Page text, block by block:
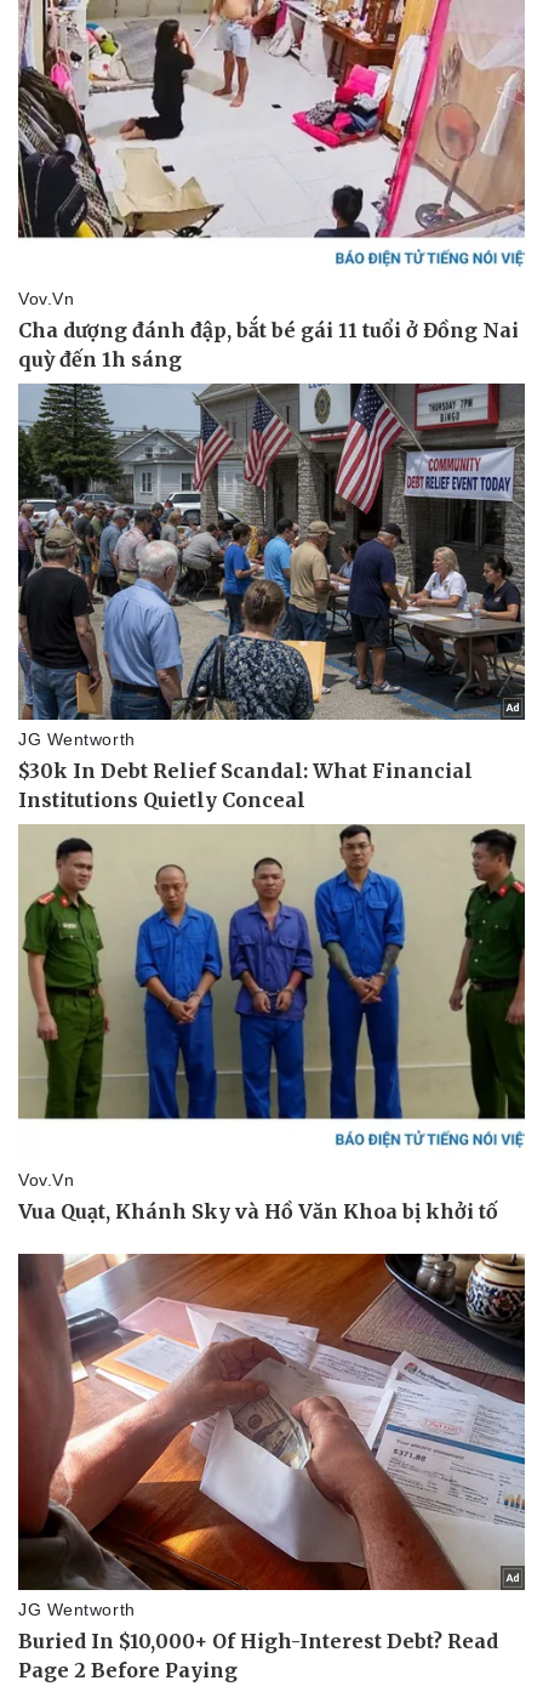
Doanh nghiệp
Thông tin doanh nghiệp
Doanh nghiệp 24h
Doanh nhân
Vì cộng đồng
Công nghệ
Sành điệu
Tin Công nghệ
Trải nghiệm
Chuyển đổi số
Sức khỏe
Dinh dưỡng - món ngon
Cây thuốc
Sản phụ khoa
Nhi khoa
Nam khoa
Làm đẹp - giảm cân
Phòng mạch online
Ăn sạch sống khỏe
Đời sống
Nhà đẹp
Blog
Tình yêu - Gia đình